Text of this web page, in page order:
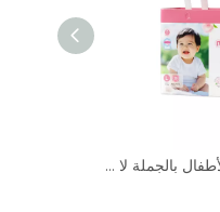
سروال حفاضات الأطفال بالجملة لا توفر جميع الأحجام عينات مجانية.